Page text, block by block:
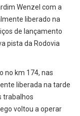
Wenzel com a
liberado na
de lançamento
pista da Rodovia
no km 174, nas
liberada na tarde
trabalhos
voltou a operar